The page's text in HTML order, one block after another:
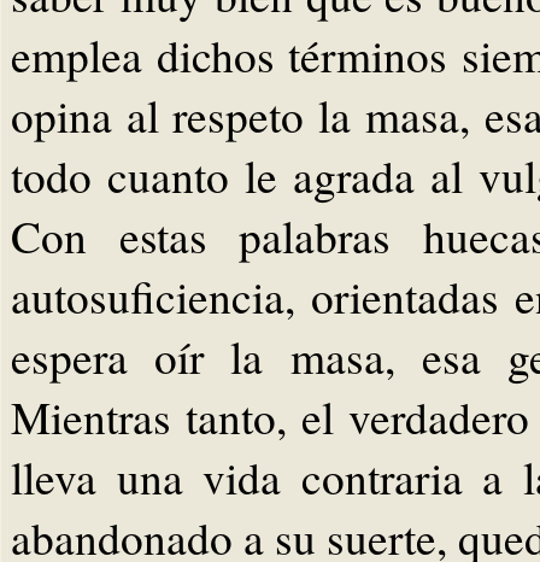
emplea dichos términos
opina al respeto la masa,
todo cuanto le agrada al
Con estas palabras
autosuficiencia, orientadas
espera oír la masa, esa
Mientras tanto, el
lleva una vida contraria a
abandonado a su suerte,